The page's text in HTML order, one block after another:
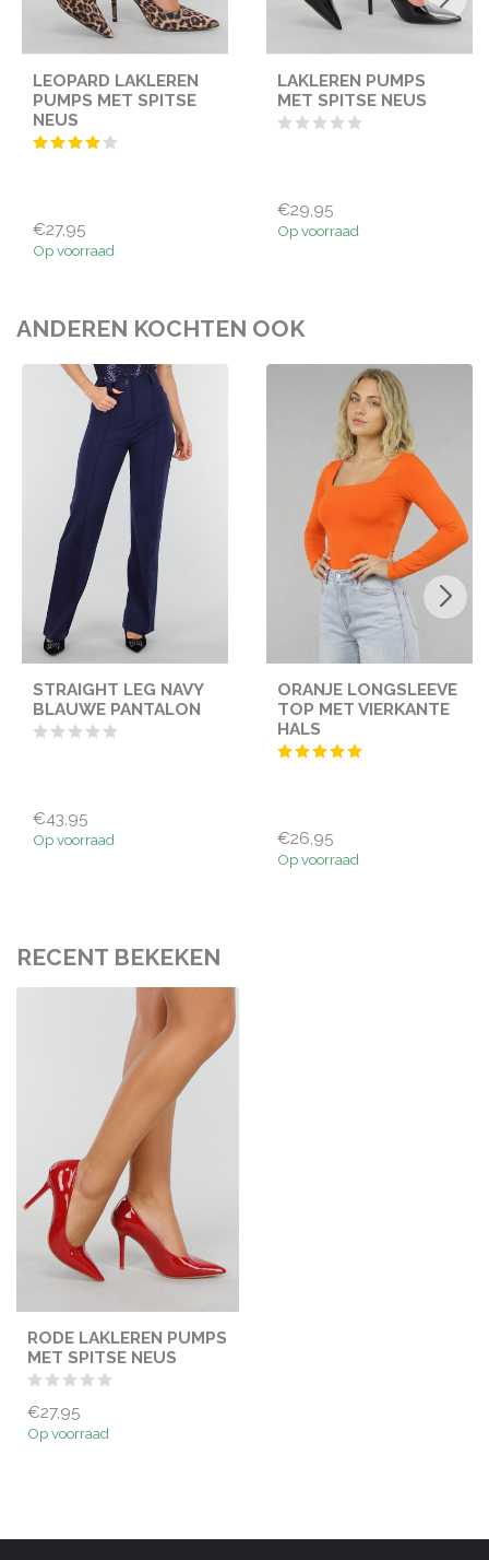
LEOPARD LAKLEREN
PUMPS MET SPITSE
NEUS
€27,95
Op voorraad
LAKLEREN PUMPS
MET SPITSE NEUS
€29,95
Op voorraad
ANDEREN KOCHTEN OOK
STRAIGHT LEG NAVY
BLAUWE PANTALON
€43,95
Op voorraad
ORANJE LONGSLEEVE
TOP MET VIERKANTE
HALS
€26,95
Op voorraad
RECENT BEKEKEN
RODE LAKLEREN PUMPS
MET SPITSE NEUS
€27,95
Op voorraad